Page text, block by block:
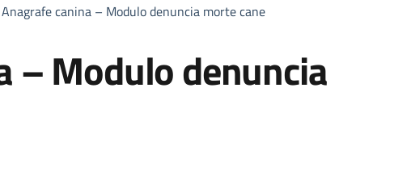
Anagrafe canina – Modulo denuncia morte cane
– Modulo denuncia